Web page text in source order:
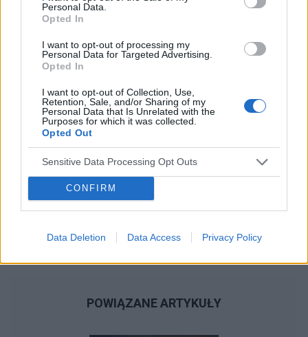
Personal Data.
Opted In
I want to opt-out of processing my
Personal Data for Targeted Advertising.
Opted In
I want to opt-out of Collection, Use,
Retention, Sale, and/or Sharing of my
Personal Data that Is Unrelated with the
Purposes for which it was collected.
Opted Out
Sensitive Data Processing Opt Outs
CONFIRM
Data Deletion Data Access Privacy Policy
POWIĄZANE ARTYKUŁY